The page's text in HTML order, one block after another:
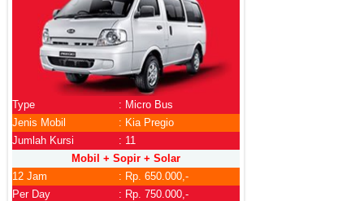
Type
: Micro Bus
Jenis Mobil
: Kia Pregio
Jumlah Kursi
: 11
Mobil + Sopir + Solar
12 Jam
: Rp. 650.000,-
Per Day
: Rp. 750.000,-